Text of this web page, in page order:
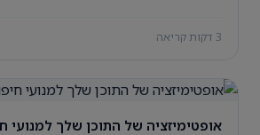
3 דקות קריאה
אופטימיזציה של התוכן שלך למנועי